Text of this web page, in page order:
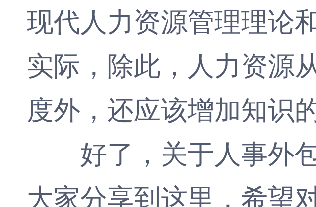
现代人力资源管理理论
实际，除此，人力资源
度外，还应该增加知识
好了，关于人事外包
大家分享到这里，希望